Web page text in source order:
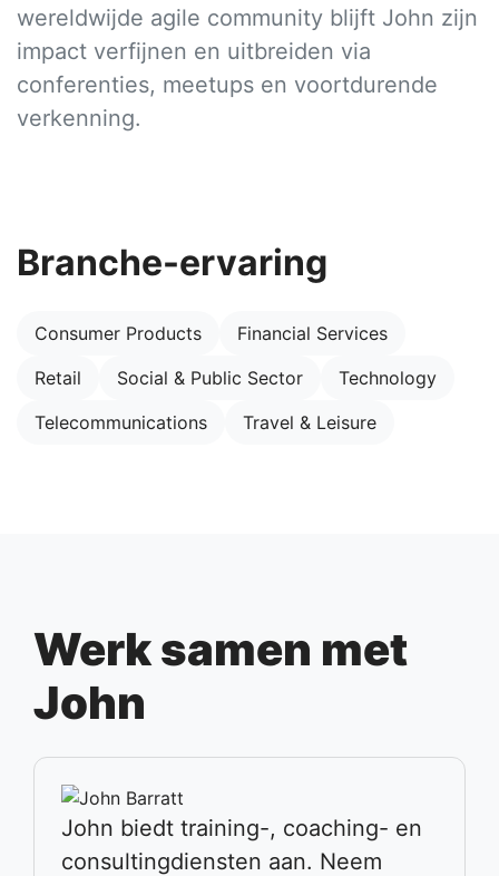
wereldwijde agile community blijft John zijn
impact verfijnen en uitbreiden via
conferenties, meetups en voortdurende
verkenning.
Branche-ervaring
Consumer Products
Financial Services
Retail
Social & Public Sector
Technology
Telecommunications
Travel & Leisure
Werk samen met
John
John biedt training-, coaching- en
consultingdiensten aan. Neem